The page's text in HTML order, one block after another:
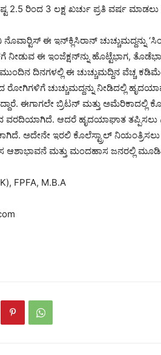
2.5 ರಿಂದ 3 ಲಕ್ಷ ಖರ್ಚು ಪ್ರತಿ ವರ್ಷ ಮಾಡಲು
ಈ ಇನ್‍ಕ್ಲಿಸಿರಾನ್ ಚುಚ್ಚುಮದ್ದನ್ನು
ನೀಡುವ ಈ ಇಂಜೆಕ್ಷನ್‍ನ್ನು ಹೊಟ್ಟೆಭಾಗ,
ದಿನಗಳಲ್ಲಿ ಈ ಚುಚ್ಚುಮದ್ದಿನ ವೆಚ್ಚ
ರೋಗಿಗಳಿಗೆ ಚುಚ್ಚುಮದ್ದನ್ನು ನೀಡಿದಲ್ಲಿ
ಈಗಾಗಲೇ ಬ್ರಿಟನ್ ಮತ್ತು ಅಮೆರಿಕಾದಲ್ಲಿ
ಆದರೆ ಹೃದಯಾಘಾತ ತಪ್ಪಿಸಲು
ಅದೇನೇ ಇರಲಿ ಕೊಲೆಸ್ಟ್ರಾಲ್ ನಿಯಂತ್ರಿಸಲು
ಆಶಾಭಾವನೆ ಮತ್ತು ಮಂದಹಾಸ ಜನರಲ್ಲಿ
FPFA, M.B.A